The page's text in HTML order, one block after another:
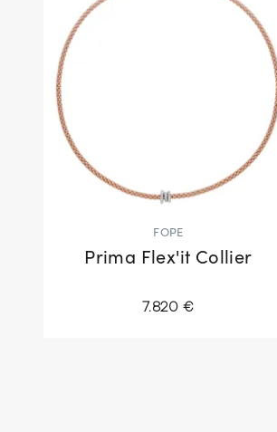
FOPE
Prima Flex'it Collier
7.820 €